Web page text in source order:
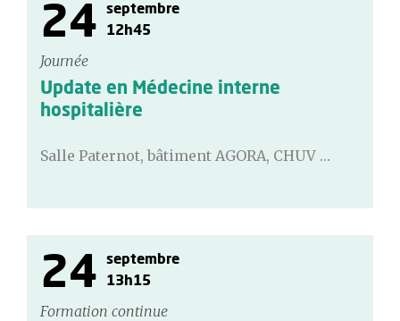
24
septembre
12h45
Journée
Update en Médecine interne
hospitalière
Salle Paternot, bâtiment AGORA, CHUV …
24
septembre
13h15
Formation continue